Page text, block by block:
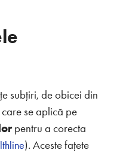
subțiri, de obicei din
care se aplică pe
pentru a corecta
). Aceste fațete